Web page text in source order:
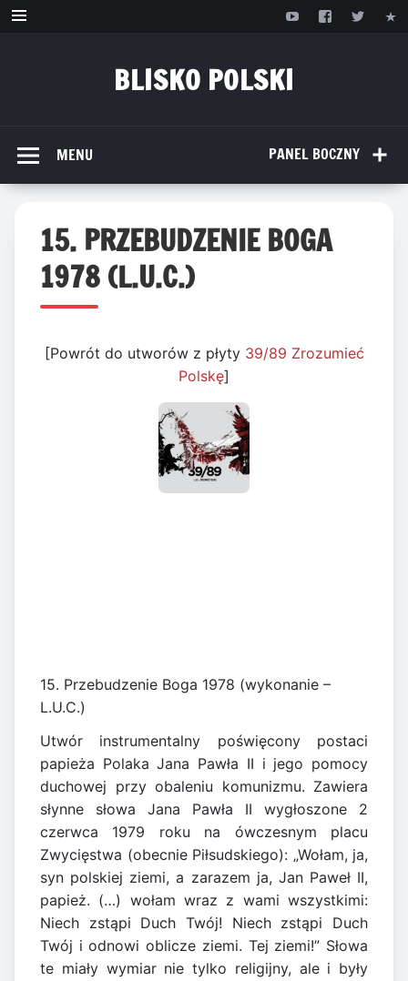
Przejdź
BLISKO POLSKI
PANEL BOCZNY
MENU
15. PRZEBUDZENIE BOGA
1978 (L.U.C.)
[Powrót do utworów z płyty 39/89 Zrozumieć
Polskę]
15. Przebudzenie Boga 1978 (wykonanie –
L.U.C.)
Utwór instrumentalny poświęcony postaci
papieża Polaka Jana Pawła II i jego pomocy
duchowej przy obaleniu komunizmu. Zawiera
słynne słowa Jana Pawła II wygłoszone 2
czerwca 1979 roku na ówczesnym placu
Zwycięstwa (obecnie Piłsudskiego): „Wołam, ja,
syn polskiej ziemi, a zarazem ja, Jan Paweł II,
papież. (…) wołam wraz z wami wszystkimi:
Niech zstąpi Duch Twój! Niech zstąpi Duch
Twój i odnowi oblicze ziemi. Tej ziemi!” Słowa
te miały wymiar nie tylko religijny, ale i były